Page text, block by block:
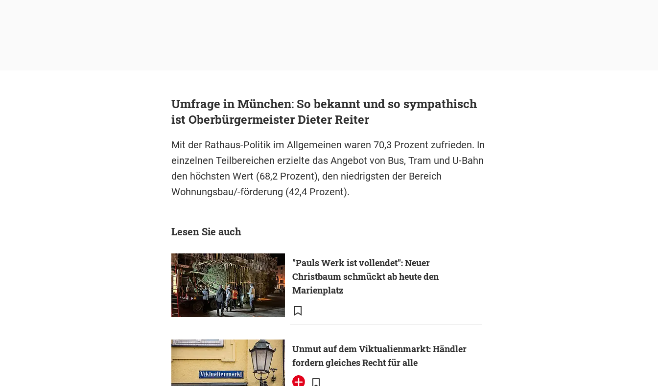
Umfrage in München: So bekannt und so sympathisch
ist Oberbürgermeister Dieter Reiter
Mit der Rathaus-Politik im Allgemeinen waren 70,3 Prozent zufrieden. In
einzelnen Teilbereichen erzielte das Angebot von Bus, Tram und U-Bahn
den höchsten Wert (68,2 Prozent), den niedrigsten der Bereich
Wohnungsbau/-förderung (42,4 Prozent).
Lesen Sie auch
"Pauls Werk ist vollendet": Neuer
Christbaum schmückt ab heute den
Marienplatz
Unmut auf dem Viktualienmarkt: Händler
fordern gleiches Recht für alle